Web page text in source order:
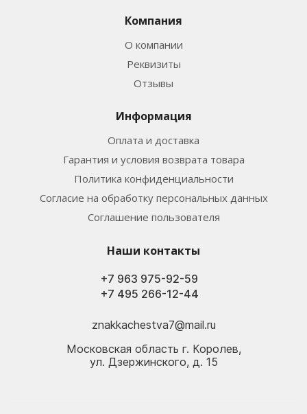
Компания
О компании
Реквизиты
Отзывы
Информация
Оплата и доставка
Гарантия и условия возврата товара
Политика конфиденциальности
Согласие на обработку персональных данных
Соглашение пользователя
Наши контакты
+7 495 266-12-44
+7 963 975-92-59
znakkachestva7@mail.ru
Московская область г. Королев,
ул. Дзержинского, д. 15